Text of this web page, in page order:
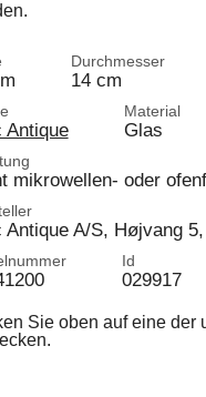
Durchmesser
14 cm
Antique
Material
Glas
mikrowellen- oder
Antique A/S, Højvang
Id
029917
Sie oben auf eine der